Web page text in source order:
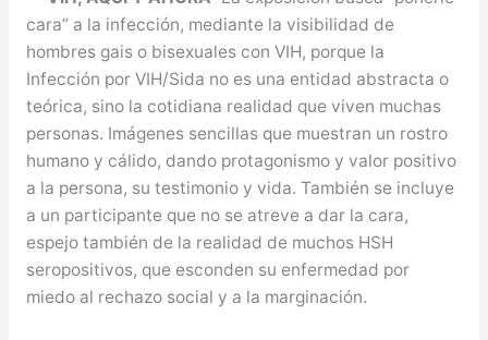
cara” a la infección, mediante la visibilidad de
hombres gais o bisexuales con VIH, porque la
Infección por VIH/Sida no es una entidad abstracta o
teórica, sino la cotidiana realidad que viven muchas
personas. Imágenes sencillas que muestran un rostro
humano y cálido, dando protagonismo y valor positivo
a la persona, su testimonio y vida. También se incluye
a un participante que no se atreve a dar la cara,
espejo también de la realidad de muchos HSH
seropositivos, que esconden su enfermedad por
miedo al rechazo social y a la marginación.